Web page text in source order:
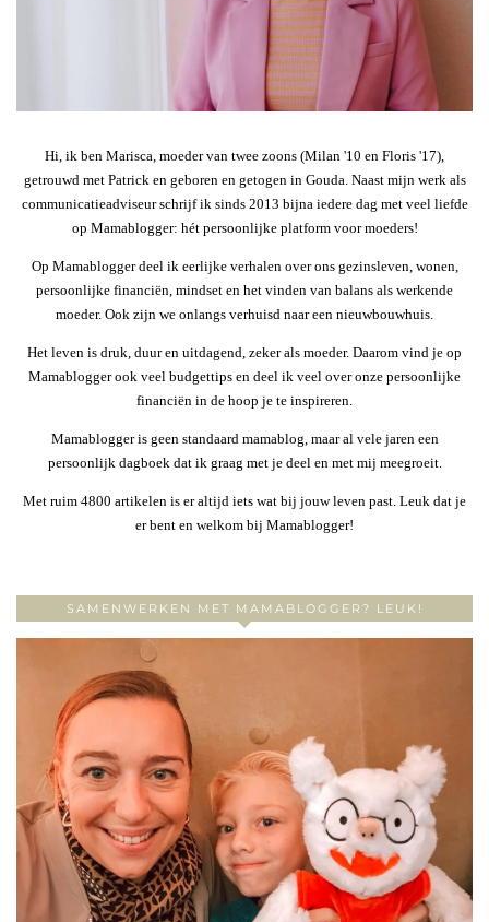
Hi, ik ben Marisca, moeder van twee zoons (Milan '10 en Floris '17),
getrouwd met Patrick en geboren en getogen in Gouda. Naast mijn werk als
communicatieadviseur schrijf ik sinds 2013 bijna iedere dag met veel liefde
op Mamablogger: hét persoonlijke platform voor moeders!
Op Mamablogger deel ik eerlijke verhalen over ons gezinsleven, wonen,
persoonlijke financiën, mindset en het vinden van balans als werkende
moeder. Ook zijn we onlangs verhuisd naar een nieuwbouwhuis.
Het leven is druk, duur en uitdagend, zeker als moeder. Daarom vind je op
Mamablogger ook veel budgettips en deel ik veel over onze persoonlijke
financiën in de hoop je te inspireren.
Mamablogger is geen standaard mamablog, maar al vele jaren een
persoonlijk dagboek dat ik graag met je deel en met mij meegroeit.
Met ruim 4800 artikelen is er altijd iets wat bij jouw leven past. Leuk dat je
er bent en welkom bij Mamablogger!
SAMENWERKEN MET MAMABLOGGER? LEUK!